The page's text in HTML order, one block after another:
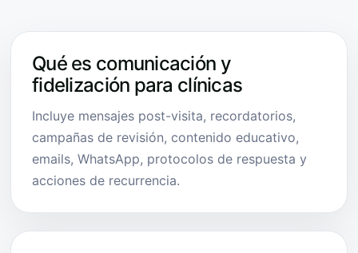
Qué es comunicación y
fidelización para clínicas
Incluye mensajes post-visita, recordatorios,
campañas de revisión, contenido educativo,
emails, WhatsApp, protocolos de respuesta y
acciones de recurrencia.